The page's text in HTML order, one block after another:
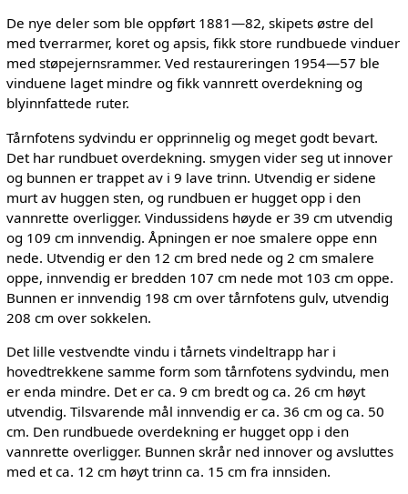
De nye deler som ble oppført 1881—82, skipets østre del
med tverrarmer, koret og apsis, fikk store rundbuede vinduer
med støpejernsrammer. Ved restaureringen 1954—57 ble
vinduene laget mindre og fikk vannrett overdekning og
blyinnfattede ruter.
Tårnfotens sydvindu er opprinnelig og meget godt bevart.
Det har rundbuet overdekning. smygen vider seg ut innover
og bunnen er trappet av i 9 lave trinn. Utvendig er sidene
murt av huggen sten, og rundbuen er hugget opp i den
vannrette overligger. Vindussidens høyde er 39 cm utvendig
og 109 cm innvendig. Åpningen er noe smalere oppe enn
nede. Utvendig er den 12 cm bred nede og 2 cm smalere
oppe, innvendig er bredden 107 cm nede mot 103 cm oppe.
Bunnen er innvendig 198 cm over tårnfotens gulv, utvendig
208 cm over sokkelen.
Det lille vestvendte vindu i tårnets vindeltrapp har i
hovedtrekkene samme form som tårnfotens sydvindu, men
er enda mindre. Det er ca. 9 cm bredt og ca. 26 cm høyt
utvendig. Tilsvarende mål innvendig er ca. 36 cm og ca. 50
cm. Den rundbuede overdekning er hugget opp i den
vannrette overligger. Bunnen skrår ned innover og avsluttes
med et ca. 12 cm høyt trinn ca. 15 cm fra innsiden.